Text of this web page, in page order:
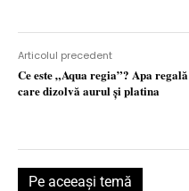
Articolul precedent
Ce este „Aqua regia”? Apa regală
care dizolvă aurul şi platina
Pe aceeaşi temă